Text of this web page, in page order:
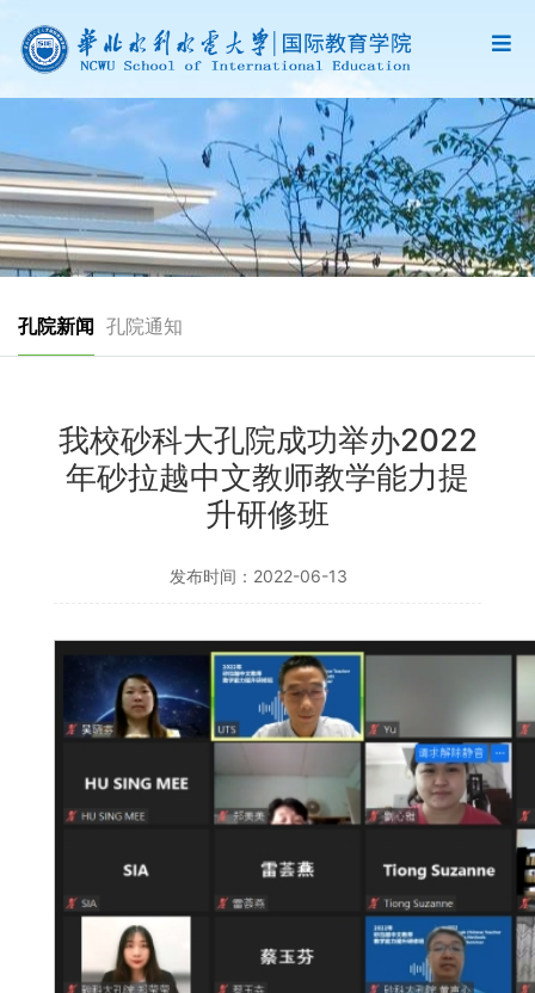
孔院新闻 孔院通知
我校砂科大孔院成功举办2022
年砂拉越中文教师教学能力提
升研修班
发布时间：2022-06-13